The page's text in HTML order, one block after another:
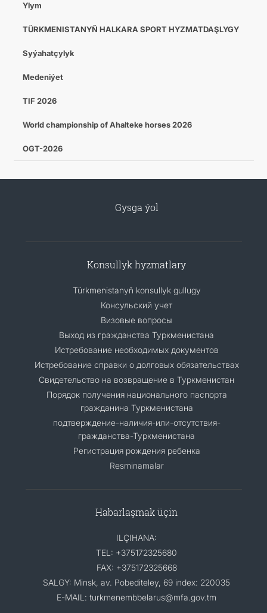
Ylym
TÜRKMENISTANYŇ HALKARA SPORT HYZMATDAŞLYGY
Syýahatçylyk
Medeniýet
TIF 2026
World championship of Ahalteke horses 2026
OGT-2026
Gysga ýol
Konsullyk hyzmatlary
Türkmenistanyň konsullyk gullugy
Консульский учет
Визовые вопросы
Выход из гражданства Туркменистана
Истребование необходимых документов
Истребование справки о долговых обязательствах
Свидетельство на возвращение в Туркменистан
Порядок получения национального паспорта
гражданина Туркменистана
подтверждение-наличия-или-отсутствия-
гражданства-Туркменистана
Регистрация рождения ребенка
Resminamalar
Habarlaşmak üçin
ILÇIHANA:
TEL: +375172325680
FAX: +375172325668
SALGY: Minsk, av. Pobediteley, 69 index: 220035
E-MAIL: turkmenembbelarus@mfa.gov.tm